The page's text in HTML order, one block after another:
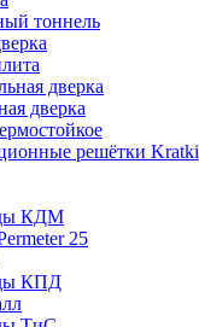
тоннель
дверка
дверка
решётки Kratki
КДМ
25
КПД